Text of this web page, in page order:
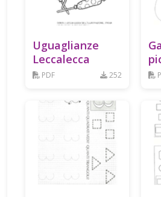
Uguaglianze
Leccalecca
PDF 252